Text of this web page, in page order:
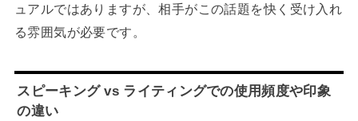
ュアルではありますが、相手がこの話題を快く受け入れ
る雰囲気が必要です。
スピーキング vs ライティングでの使用頻度や印象
の違い